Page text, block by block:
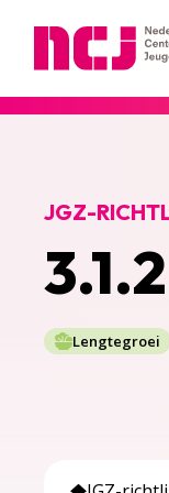
JGZ-
Lengtegroei